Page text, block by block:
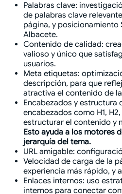
Palabras clave:
de palabras clave
página, y posicionamiento
Albacete.
Contenido de calidad:
valioso y único que
usuarios.
Meta etiquetas:
descripción, para que
atractiva el contenido de
Encabezados y estructura
encabezados como H1,
estructurar el contenido y
Esto ayuda a los motores
jerarquía del tema.
URL amigable:
Velocidad de carga de la
experiencia más rápido, y
Enlaces internos: uso
internos para conectar